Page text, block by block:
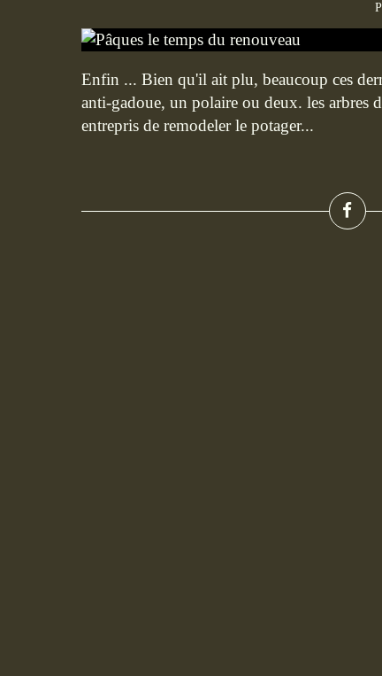
Enfin ... Bien qu'il ait plu, beaucoup ces
anti-gadoue, un polaire ou deux. les arbres
entrepris de remodeler le potager...